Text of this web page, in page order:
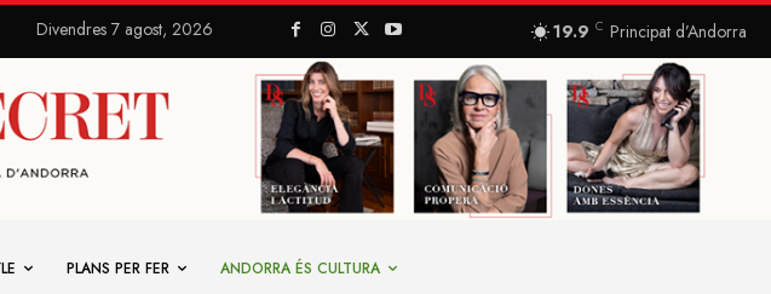
Divendres 7 agost, 2026 19.9 C Principat d’Andorra
PLANS PER FER ANDORRA ÉS CULTURA